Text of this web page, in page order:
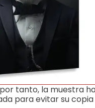
tanto, la muestra
para evitar su copia